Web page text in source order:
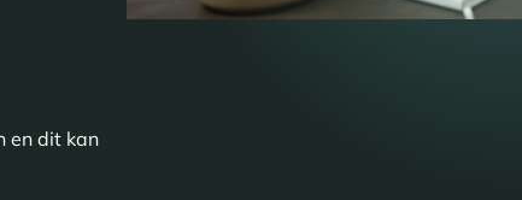
en dit kan